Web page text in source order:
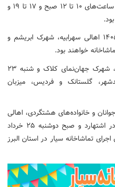
این تماشاخانه هر روز سه نوبت در ساعت‌های ۱۰ تا ۱۲ صبح و ۱۷ تا ۱۹ و
بر این اساس پنج‌شنبه ۲۱ خرداد ۱۴۰۵ اهالی سهرابیه، شهرک ابریشم و
خواهند بود.
جمعه ۲۲ خرداد هم اهالی گرمدره، شهرک جهان‌نمای کلاک و شنبه ۲۳
گلستانک و فردیس، میزبان
و نوجوانان و خانواده‌های هشتگردی، اهالی
روستای بختیار نظرآباد و مخاطبان در اشتهارد و صبح دوشنبه ۲۵ خرداد
تماشاخانه سیار در استان البرز